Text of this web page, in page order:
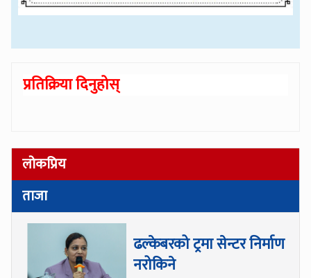
प्रतिक्रिया दिनुहोस्
लोकप्रिय
ताजा
ढल्केबरको ट्रमा सेन्टर निर्माण
नरोकिने